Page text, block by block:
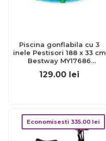
Piscina gonflabila cu 3
inele Pestisori 188 x 33 cm
Bestway MY17686
129.00 lei
Economisesti 335.00 lei